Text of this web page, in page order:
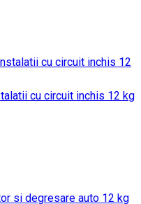
cu circuit inchis 12 kg